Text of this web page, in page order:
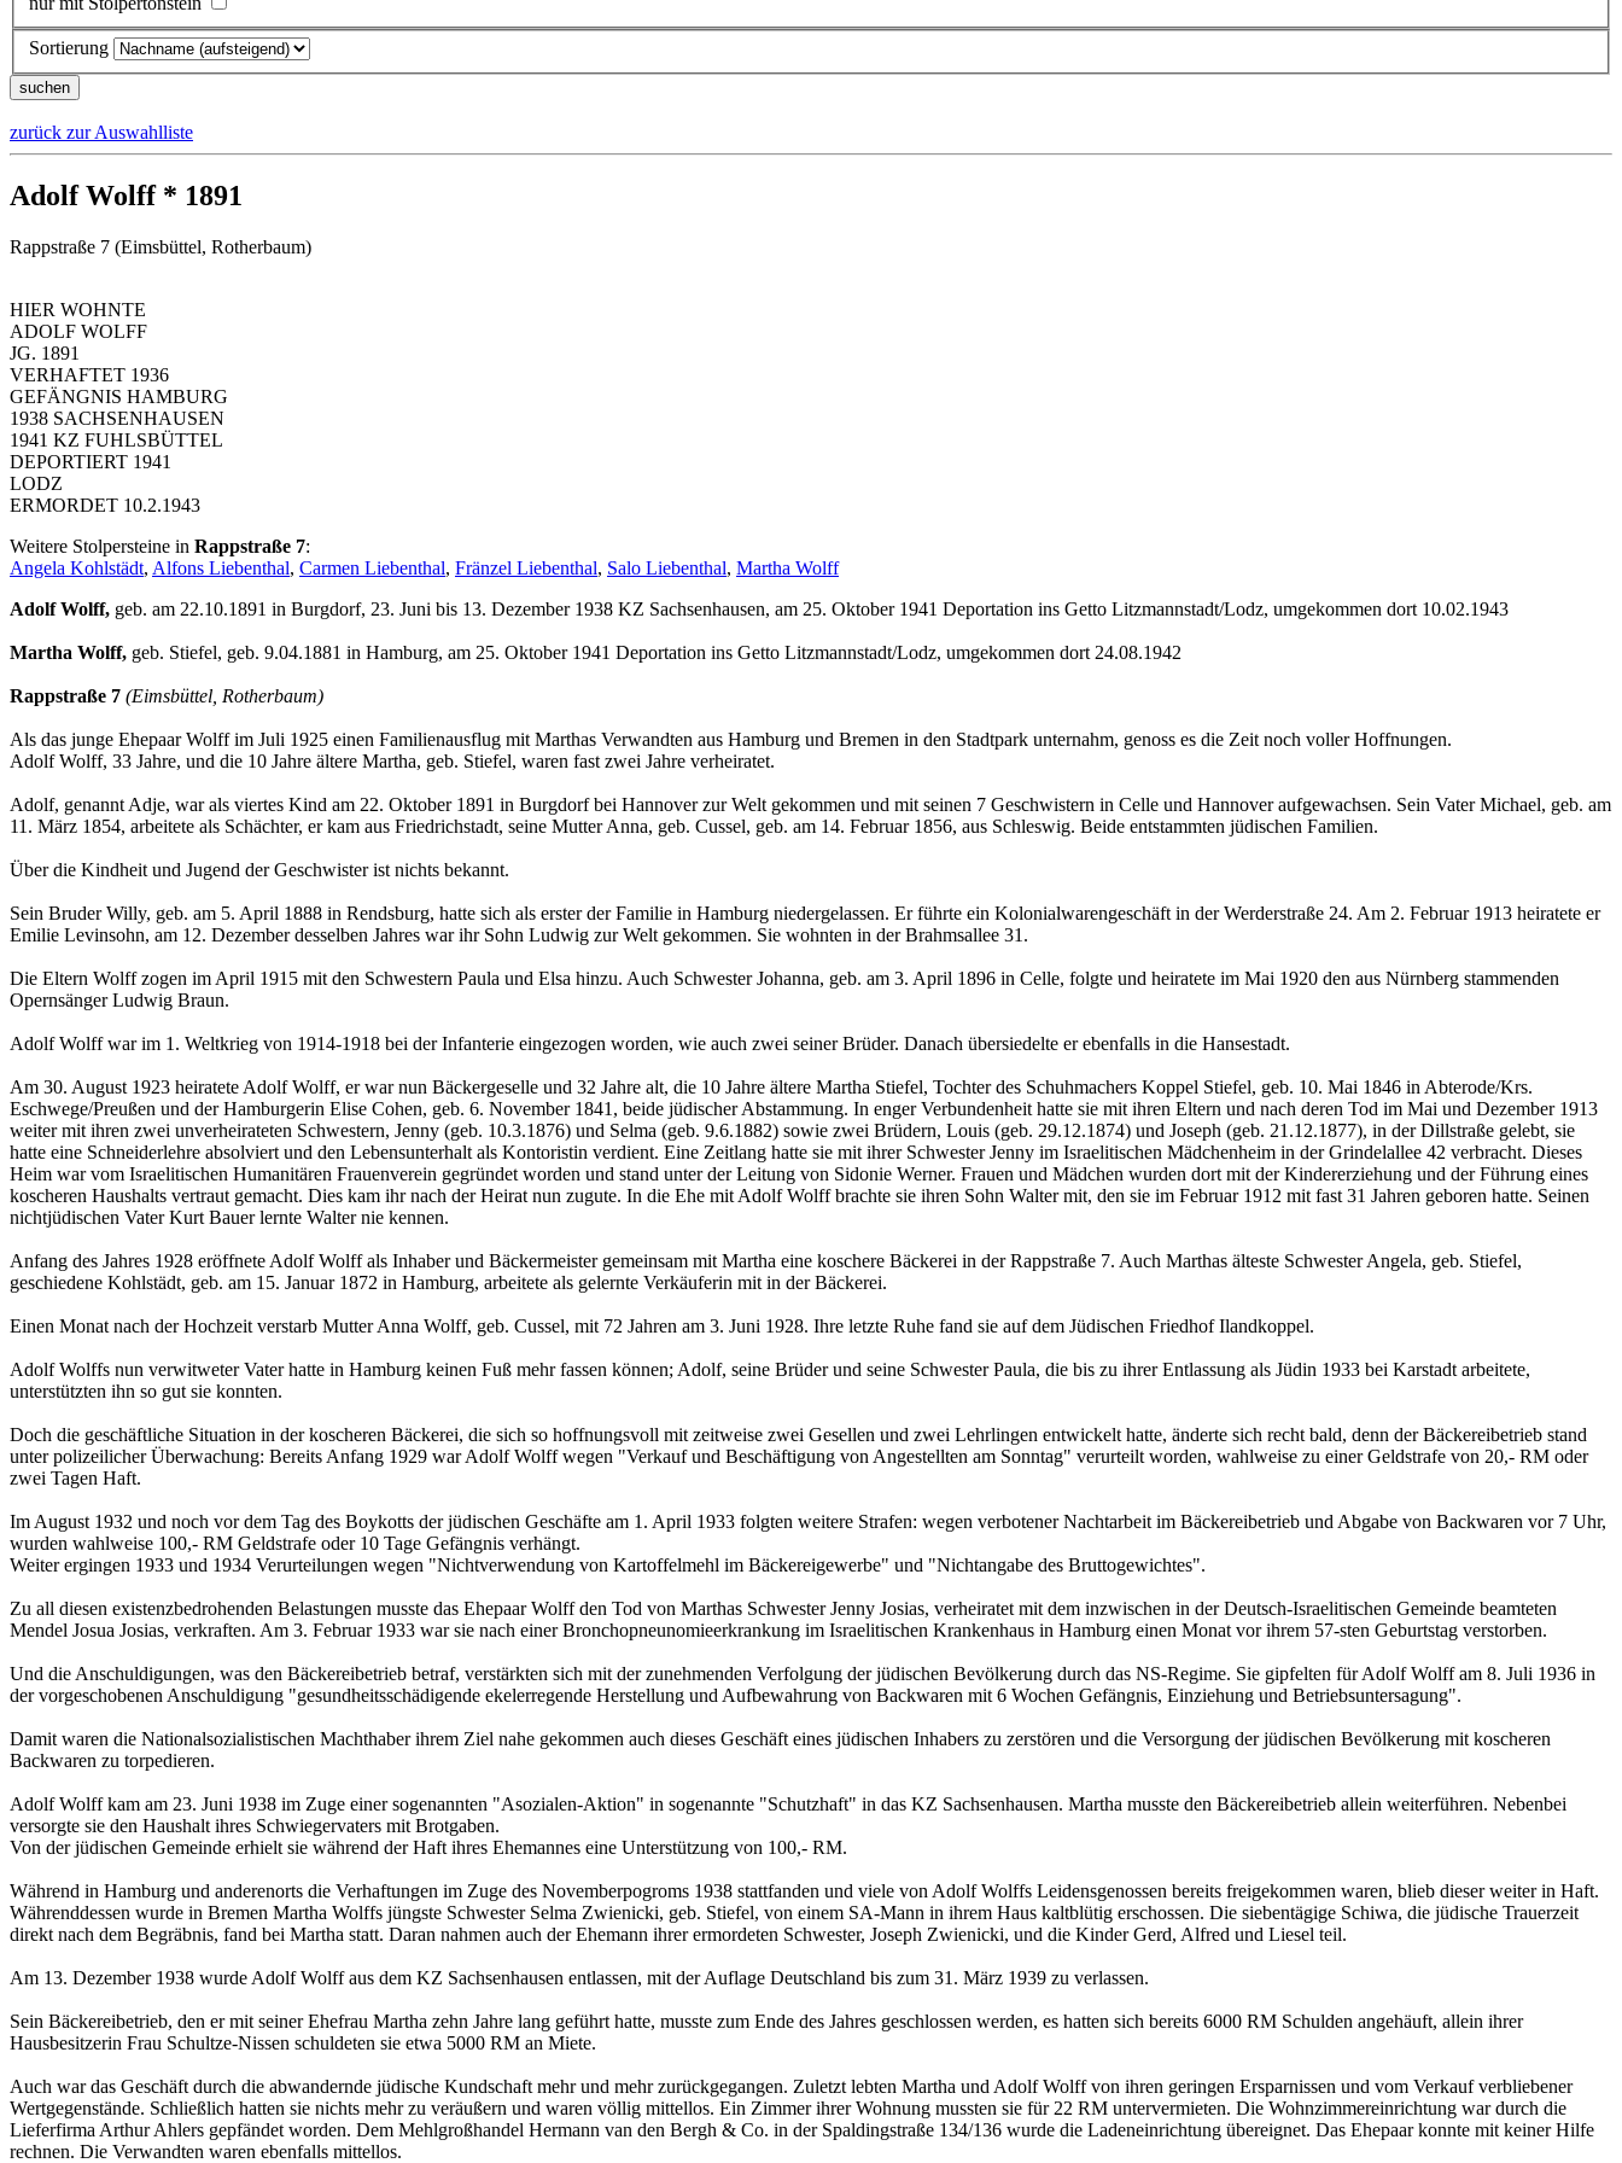
Sortierung
zurück zur Auswahlliste
Adolf Wolff * 1891
Rappstraße 7 (Eimsbüttel, Rotherbaum)
HIER WOHNTE
ADOLF WOLFF
JG. 1891
VERHAFTET 1936
GEFÄNGNIS HAMBURG
1938 SACHSENHAUSEN
1941 KZ FUHLSBÜTTEL
DEPORTIERT 1941
LODZ
ERMORDET 10.2.1943
Weitere Stolpersteine in Rappstraße 7:
Angela Kohlstädt, Alfons Liebenthal, Carmen Liebenthal, Fränzel Liebenthal, Salo Liebenthal, Martha Wolff
Adolf Wolff, geb. am 22.10.1891 in Burgdorf, 23. Juni bis 13. Dezember 1938 KZ Sachsenhausen, am 25. Oktober 1941 Deportation ins Getto Litzmannstadt/Lodz, umgekommen dort 10.02.1943
Martha Wolff, geb. Stiefel, geb. 9.04.1881 in Hamburg, am 25. Oktober 1941 Deportation ins Getto Litzmannstadt/Lodz, umgekommen dort 24.08.1942
Rappstraße 7 (Eimsbüttel, Rotherbaum)
Als das junge Ehepaar Wolff im Juli 1925 einen Familienausflug mit Marthas Verwandten aus Hamburg und Bremen in den Stadtpark unternahm, genoss es die Zeit noch voller Hoffnungen.
Adolf Wolff, 33 Jahre, und die 10 Jahre ältere Martha, geb. Stiefel, waren fast zwei Jahre verheiratet.
Adolf, genannt Adje, war als viertes Kind am 22. Oktober 1891 in Burgdorf bei Hannover zur Welt gekommen und mit seinen 7 Geschwistern in Celle und Hannover aufgewachsen. Sein Vater Michael, geb. am
11. März 1854, arbeitete als Schächter, er kam aus Friedrichstadt, seine Mutter Anna, geb. Cussel, geb. am 14. Februar 1856, aus Schleswig. Beide entstammten jüdischen Familien.
Über die Kindheit und Jugend der Geschwister ist nichts bekannt.
Sein Bruder Willy, geb. am 5. April 1888 in Rendsburg, hatte sich als erster der Familie in Hamburg niedergelassen. Er führte ein Kolonialwarengeschäft in der Werderstraße 24. Am 2. Februar 1913 heiratete er
Emilie Levinsohn, am 12. Dezember desselben Jahres war ihr Sohn Ludwig zur Welt gekommen. Sie wohnten in der Brahmsallee 31.
Die Eltern Wolff zogen im April 1915 mit den Schwestern Paula und Elsa hinzu. Auch Schwester Johanna, geb. am 3. April 1896 in Celle, folgte und heiratete im Mai 1920 den aus Nürnberg stammenden
Opernsänger Ludwig Braun.
Adolf Wolff war im 1. Weltkrieg von 1914-1918 bei der Infanterie eingezogen worden, wie auch zwei seiner Brüder. Danach übersiedelte er ebenfalls in die Hansestadt.
Am 30. August 1923 heiratete Adolf Wolff, er war nun Bäckergeselle und 32 Jahre alt, die 10 Jahre ältere Martha Stiefel, Tochter des Schuhmachers Koppel Stiefel, geb. 10. Mai 1846 in Abterode/Krs.
Eschwege/Preußen und der Hamburgerin Elise Cohen, geb. 6. November 1841, beide jüdischer Abstammung. In enger Verbundenheit hatte sie mit ihren Eltern und nach deren Tod im Mai und Dezember 1913
weiter mit ihren zwei unverheirateten Schwestern, Jenny (geb. 10.3.1876) und Selma (geb. 9.6.1882) sowie zwei Brüdern, Louis (geb. 29.12.1874) und Joseph (geb. 21.12.1877), in der Dillstraße gelebt, sie
hatte eine Schneiderlehre absolviert und den Lebensunterhalt als Kontoristin verdient. Eine Zeitlang hatte sie mit ihrer Schwester Jenny im Israelitischen Mädchenheim in der Grindelallee 42 verbracht. Dieses
Heim war vom Israelitischen Humanitären Frauenverein gegründet worden und stand unter der Leitung von Sidonie Werner. Frauen und Mädchen wurden dort mit der Kindererziehung und der Führung eines
koscheren Haushalts vertraut gemacht. Dies kam ihr nach der Heirat nun zugute. In die Ehe mit Adolf Wolff brachte sie ihren Sohn Walter mit, den sie im Februar 1912 mit fast 31 Jahren geboren hatte. Seinen
nichtjüdischen Vater Kurt Bauer lernte Walter nie kennen.
Anfang des Jahres 1928 eröffnete Adolf Wolff als Inhaber und Bäckermeister gemeinsam mit Martha eine koschere Bäckerei in der Rappstraße 7. Auch Marthas älteste Schwester Angela, geb. Stiefel,
geschiedene Kohlstädt, geb. am 15. Januar 1872 in Hamburg, arbeitete als gelernte Verkäuferin mit in der Bäckerei.
Einen Monat nach der Hochzeit verstarb Mutter Anna Wolff, geb. Cussel, mit 72 Jahren am 3. Juni 1928. Ihre letzte Ruhe fand sie auf dem Jüdischen Friedhof Ilandkoppel.
Adolf Wolffs nun verwitweter Vater hatte in Hamburg keinen Fuß mehr fassen können; Adolf, seine Brüder und seine Schwester Paula, die bis zu ihrer Entlassung als Jüdin 1933 bei Karstadt arbeitete,
unterstützten ihn so gut sie konnten.
Doch die geschäftliche Situation in der koscheren Bäckerei, die sich so hoffnungsvoll mit zeitweise zwei Gesellen und zwei Lehrlingen entwickelt hatte, änderte sich recht bald, denn der Bäckereibetrieb stand
unter polizeilicher Überwachung: Bereits Anfang 1929 war Adolf Wolff wegen "Verkauf und Beschäftigung von Angestellten am Sonntag" verurteilt worden, wahlweise zu einer Geldstrafe von 20,- RM oder
zwei Tagen Haft.
Im August 1932 und noch vor dem Tag des Boykotts der jüdischen Geschäfte am 1. April 1933 folgten weitere Strafen: wegen verbotener Nachtarbeit im Bäckereibetrieb und Abgabe von Backwaren vor 7 Uhr,
wurden wahlweise 100,- RM Geldstrafe oder 10 Tage Gefängnis verhängt.
Weiter ergingen 1933 und 1934 Verurteilungen wegen "Nichtverwendung von Kartoffelmehl im Bäckereigewerbe" und "Nichtangabe des Bruttogewichtes".
Zu all diesen existenzbedrohenden Belastungen musste das Ehepaar Wolff den Tod von Marthas Schwester Jenny Josias, verheiratet mit dem inzwischen in der Deutsch-Israelitischen Gemeinde beamteten
Mendel Josua Josias, verkraften. Am 3. Februar 1933 war sie nach einer Bronchopneunomieerkrankung im Israelitischen Krankenhaus in Hamburg einen Monat vor ihrem 57-sten Geburtstag verstorben.
Und die Anschuldigungen, was den Bäckereibetrieb betraf, verstärkten sich mit der zunehmenden Verfolgung der jüdischen Bevölkerung durch das NS-Regime. Sie gipfelten für Adolf Wolff am 8. Juli 1936 in
der vorgeschobenen Anschuldigung "gesundheitsschädigende ekelerregende Herstellung und Aufbewahrung von Backwaren mit 6 Wochen Gefängnis, Einziehung und Betriebsuntersagung".
Damit waren die Nationalsozialistischen Machthaber ihrem Ziel nahe gekommen auch dieses Geschäft eines jüdischen Inhabers zu zerstören und die Versorgung der jüdischen Bevölkerung mit koscheren
Backwaren zu torpedieren.
Adolf Wolff kam am 23. Juni 1938 im Zuge einer sogenannten "Asozialen-Aktion" in sogenannte "Schutzhaft" in das KZ Sachsenhausen. Martha musste den Bäckereibetrieb allein weiterführen. Nebenbei
versorgte sie den Haushalt ihres Schwiegervaters mit Brotgaben.
Von der jüdischen Gemeinde erhielt sie während der Haft ihres Ehemannes eine Unterstützung von 100,- RM.
Während in Hamburg und anderenorts die Verhaftungen im Zuge des Novemberpogroms 1938 stattfanden und viele von Adolf Wolffs Leidensgenossen bereits freigekommen waren, blieb dieser weiter in Haft.
Währenddessen wurde in Bremen Martha Wolffs jüngste Schwester Selma Zwienicki, geb. Stiefel, von einem SA-Mann in ihrem Haus kaltblütig erschossen. Die siebentägige Schiwa, die jüdische Trauerzeit
direkt nach dem Begräbnis, fand bei Martha statt. Daran nahmen auch der Ehemann ihrer ermordeten Schwester, Joseph Zwienicki, und die Kinder Gerd, Alfred und Liesel teil.
Am 13. Dezember 1938 wurde Adolf Wolff aus dem KZ Sachsenhausen entlassen, mit der Auflage Deutschland bis zum 31. März 1939 zu verlassen.
Sein Bäckereibetrieb, den er mit seiner Ehefrau Martha zehn Jahre lang geführt hatte, musste zum Ende des Jahres geschlossen werden, es hatten sich bereits 6000 RM Schulden angehäuft, allein ihrer
Hausbesitzerin Frau Schultze-Nissen schuldeten sie etwa 5000 RM an Miete.
Auch war das Geschäft durch die abwandernde jüdische Kundschaft mehr und mehr zurückgegangen. Zuletzt lebten Martha und Adolf Wolff von ihren geringen Ersparnissen und vom Verkauf verbliebener
Wertgegenstände. Schließlich hatten sie nichts mehr zu veräußern und waren völlig mittellos. Ein Zimmer ihrer Wohnung mussten sie für 22 RM untervermieten. Die Wohnzimmereinrichtung war durch die
Lieferfirma Arthur Ahlers gepfändet worden. Dem Mehlgroßhandel Hermann van den Bergh & Co. in der Spaldingstraße 134/136 wurde die Ladeneinrichtung übereignet. Das Ehepaar konnte mit keiner Hilfe
rechnen. Die Verwandten waren ebenfalls mittellos.